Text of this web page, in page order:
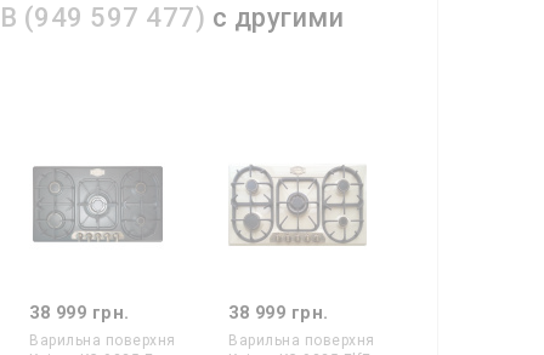
(949 597 477) с другими
38 999 грн.
Варильна поверхня
38 999 грн.
Варильна поверхня